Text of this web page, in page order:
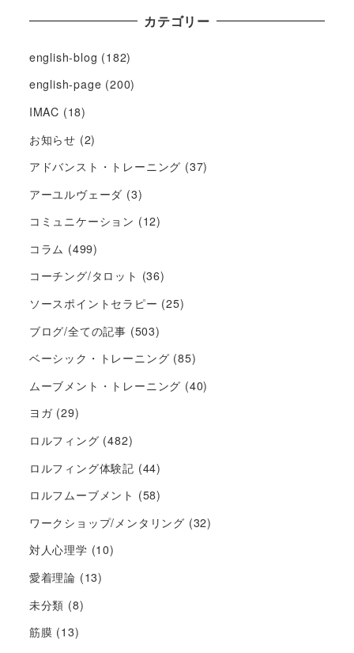
カテゴリー
english-blog (182)
english-page (200)
IMAC (18)
お知らせ (2)
アドバンスト・トレーニング (37)
アーユルヴェーダ (3)
コミュニケーション (12)
コラム (499)
コーチング/タロット (36)
ソースポイントセラピー (25)
ブログ/全ての記事 (503)
ベーシック・トレーニング (85)
ムーブメント・トレーニング (40)
ヨガ(29)
ロルフィング (482)
ロルフィング体験記 (44)
ロルフムーブメント (58)
ワークショップ/メンタリング (32)
対人心理学 (10)
愛着理論 (13)
未分類 (8)
筋膜 (13)